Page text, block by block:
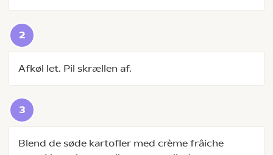
Afkøl let. Pil skrællen af.
Blend de søde kartofler med crème frâiche